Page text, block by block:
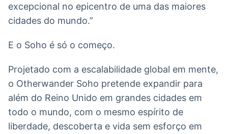
excepcional no epicentro de uma das maiores
cidades do mundo.”
E o Soho é só o começo.
Projetado com a escalabilidade global em mente,
o Otherwander Soho pretende expandir para
além do Reino Unido em grandes cidades em
todo o mundo, com o mesmo espírito de
liberdade, descoberta e vida sem esforço em